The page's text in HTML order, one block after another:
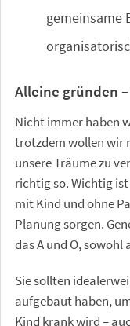
gemeinsame
Alleine gründen
Nicht immer haben
trotzdem wollen wir
unsere Träume zu
richtig so. Wichtig
mit Kind und ohne
Planung sorgen.
das A und O,
Sie sollten
aufgebaut haben,
Kind krank wird –